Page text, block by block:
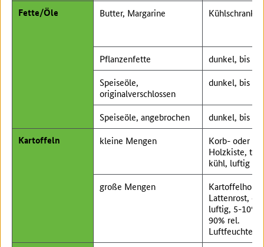
Fette/Öle Butter, Margarine Kühlschrank
Pflanzenfette
dunkel, bis
Speiseöle,
originalverschlossen
dunkel, bis
Speiseöle, angebrochen dunkel, bis
Kartoffeln kleine Mengen
Korb- oder
Holzkiste,
kühl, luftig
große Mengen
Lattenrost,
luftig, 5-
90% rel.
Luftfeuchte